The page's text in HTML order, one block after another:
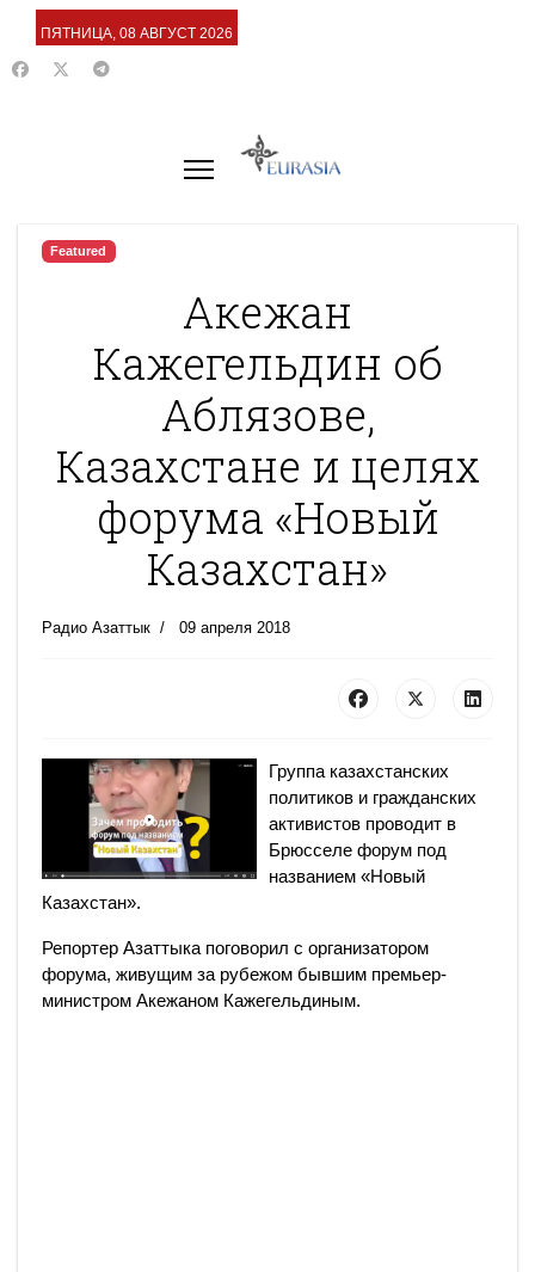
ПЯТНИЦА, 08 АВГУСТ 2026
Featured
Акежан
Кажегельдин об
Аблязове,
Казахстане и целях
форума «Новый
Казахстан»
Радио Азаттык 09 апреля 2018
Группа казахстанских
политиков и гражданских
активистов проводит в
Брюсселе форум под
названием «Новый
Казахстан».
Репортер Азаттыка поговорил с организатором
форума, живущим за рубежом бывшим премьер-
министром Акежаном Кажегельдиным.